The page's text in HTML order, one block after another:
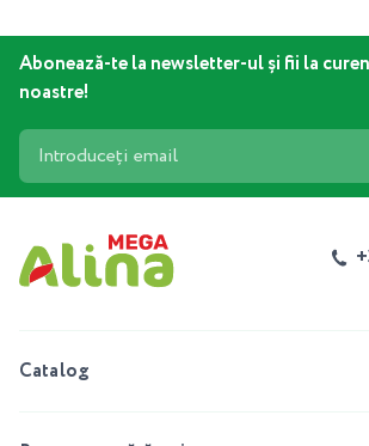
Abonează-te la newsletter-ul și fii la
noastre!
Catalog